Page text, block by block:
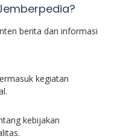
berita dan informasi
kegiatan
kebijakan